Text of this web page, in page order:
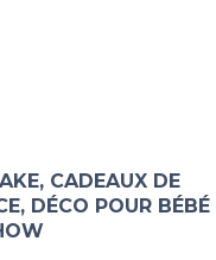
CADEAUX DE
DÉCO POUR BÉBÉ